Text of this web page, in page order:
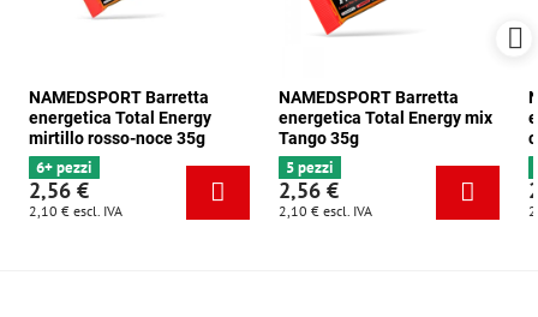
NAMEDSPORT Barretta
energetica Total Energy
mirtillo rosso-noce 35g
6+ pezzi
2,56 €
2,10 € escl. IVA
NAMEDSPORT Barretta
energetica Total Energy mix
Tango 35g
5 pezzi
2,56 €
2,10 € escl. IVA